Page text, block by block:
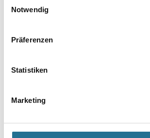
Notwendig
Präferenzen
Statistiken
Marketing
Zur Farbauswahl für Ihren Wunschfarbton